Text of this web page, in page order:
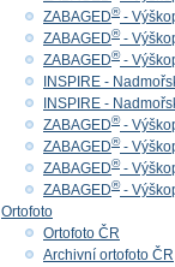
ZABAGED®-
ZABAGED®-
ZABAGED®-
INSPIRE -
INSPIRE -
ZABAGED®-
ZABAGED®-
ZABAGED®-
ZABAGED®-
Ortofoto
Ortofoto ČR
Archivní ortofoto ČR